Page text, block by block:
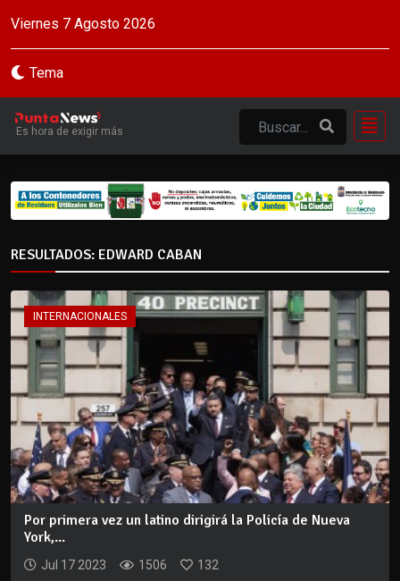
Viernes 7 Agosto 2026
Tema
Es hora de exigir más
RESULTADOS: EDWARD CABAN
INTERNACIONALES
Por primera vez un latino dirigirá la Policía de Nueva
York,...
Jul 17 2023 1506 132